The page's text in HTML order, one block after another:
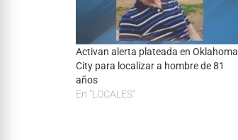
Activan alerta plateada en Oklahoma
City para localizar a hombre de 81
años
En "LOCALES"